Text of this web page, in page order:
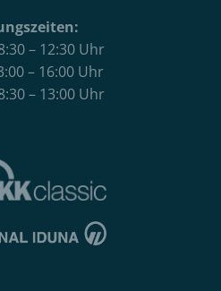
– 12:30 Uhr
16:00 Uhr
– 13:00 Uhr